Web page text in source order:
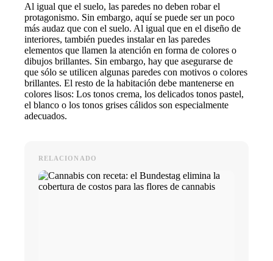
Al igual que el suelo, las paredes no deben robar el
protagonismo. Sin embargo, aquí se puede ser un poco
más audaz que con el suelo. Al igual que en el diseño de
interiores, también puedes instalar en las paredes
elementos que llamen la atención en forma de colores o
dibujos brillantes. Sin embargo, hay que asegurarse de
que sólo se utilicen algunas paredes con motivos o colores
brillantes. El resto de la habitación debe mantenerse en
colores lisos: Los tonos crema, los delicados tonos pastel,
el blanco o los tonos grises cálidos son especialmente
adecuados.
RELACIONADO